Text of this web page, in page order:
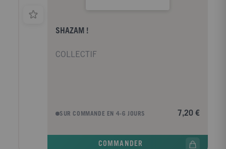
SHAZAM !
COLLECTIF
SUR COMMANDE EN 4-6 JOURS 7,20 €
COMMANDER